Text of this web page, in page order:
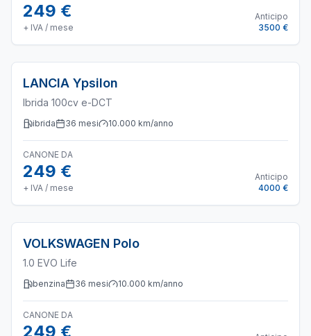
249 €
+ IVA / mese
Anticipo
3500 €
LANCIA Ypsilon
Ibrida 100cv e-DCT
ibrida 36 mesi 10.000 km/anno
CANONE DA
249 €
+ IVA / mese
Anticipo
4000 €
VOLKSWAGEN Polo
1.0 EVO Life
benzina 36 mesi 10.000 km/anno
CANONE DA
249 €